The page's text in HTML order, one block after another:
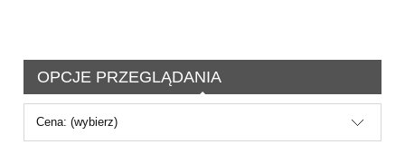
OPCJE PRZEGLĄDANIA
Cena: (wybierz)